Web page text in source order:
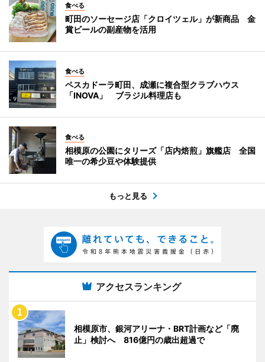
食べる
町田のソーセージ店「クロイツェル」が新商品 金
賞ビールの副産物を活用
食べる
ペスカドーラ町田、成瀬に複合型クラブハウス
「INOVA」 ブラジル料理店も
食べる
相模原の公園にタリーズ「店内焙煎」旗艦店 全国
唯一の希少豆や体験提供
もっと見る
アクセスランキング
相模原市、銀河アリーナ・BRT計画など「廃
止」検討へ 816億円の歳出超過で